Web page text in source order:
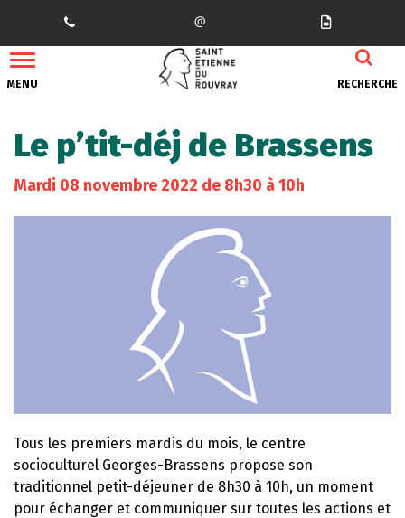
MENU RECHERCHE
Le p’tit-déj de Brassens
Mardi 08 novembre 2022 de 8h30 à 10h
Tous les premiers mardis du mois, le centre
socioculturel Georges-Brassens propose son
traditionnel petit-déjeuner de 8h30 à 10h, un moment
pour échanger et communiquer sur toutes les actions et